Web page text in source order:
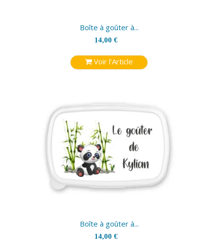
Boîte à goûter à...
14,00 €
Voir l'Article
Boîte à goûter à...
14,00 €